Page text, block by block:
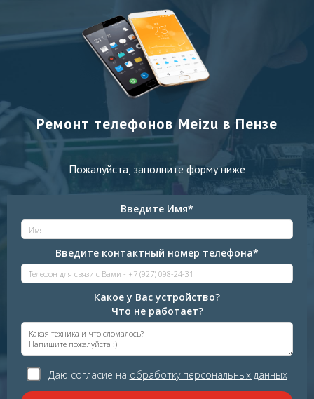
Ремонт телефонов Meizu в Пензе
Пожалуйста, заполните форму ниже
Введите Имя*
Введите контактный номер телефона*
Какое у Вас устройство?
Что не работает?
Даю согласие на обработку персональных данных